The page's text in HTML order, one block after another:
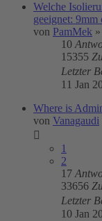
Welche
geeignet: 9mm
von PamMek »
10
15355
Letzter
11 Jan
Where is
von Vanagaudi
1
2
17
33656
Letzter
10 Jan